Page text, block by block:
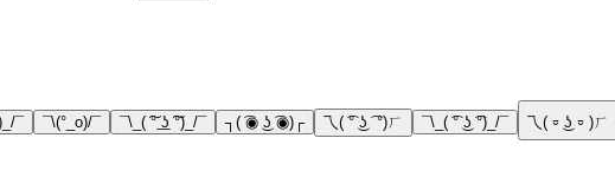
¯ ¯\(°_o)/¯ ¯\_( ͠° ͟ʖ ͠°)_/¯ ┐( ͡◉ ͜ʖ ͡◉)┌ 乁( ͡° ͜ʖ ͡ °)ㄏ ¯\_( ͡° ͜ʖ ͡°)_/¯ 乁( ⏒ ͜ʖ ⏒ )ㄏ